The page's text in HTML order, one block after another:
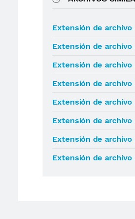
Extensión de archivo
Extensión de archivo
Extensión de archivo
Extensión de archivo
Extensión de archivo
Extensión de archivo
Extensión de archivo
Extensión de archivo